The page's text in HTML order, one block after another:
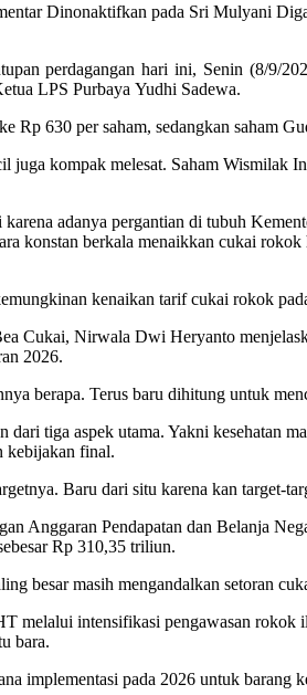
Dinonaktifkan pada Sri Mulyani
perdagangan hari ini, Senin (8/9/
LPS Purbaya Yudhi Sadewa.
Rp 630 per saham, sedangkan saham
juga kompak melesat. Saham
adanya pergantian di tubuh
konstan berkala menaikkan cukai
kenaikan tarif cukai rokok
Cukai, Nirwala Dwi Heryanto
2026.
berapa. Terus baru dihitung untuk
tiga aspek utama. Yakni kesehatan
kebijakan final.
Baru dari situ karena kan target-
Anggaran Pendapatan dan Belanja
Rp 310,35 triliun.
besar masih mengandalkan setoran
melalui intensifikasi pengawasan
bara.
implementasi pada 2026 untuk